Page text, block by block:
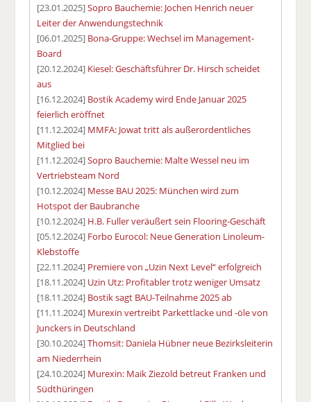
[23.01.2025]Sopro Bauchemie: Jochen Henrich neuer
Leiter der Anwendungstechnik
[06.01.2025] Bona-Gruppe: Wechsel im Management-
Board
[20.12.2024] Kiesel: Geschäftsführer Dr. Hirsch scheidet
aus
[16.12.2024] Bostik Academy wird Ende Januar 2025
feierlich eröffnet
[11.12.2024] MMFA: Jowat tritt als außerordentliches
Mitglied bei
[11.12.2024]Sopro Bauchemie: Malte Wessel neu im
Vertriebsteam Nord
[10.12.2024] Messe BAU 2025: München wird zum
Hotspot der Baubranche
[10.12.2024] H.B. Fuller veräußert sein Flooring-Geschäft
[05.12.2024] Forbo Eurocol: Neue Generation Linoleum-
Klebstoffe
[22.11.2024] Premiere von „Uzin Next Level“ erfolgreich
[18.11.2024] Uzin Utz: Profitabler trotz weniger Umsatz
[18.11.2024] Bostik sagt BAU-Teilnahme 2025 ab
[11.11.2024] Murexin vertreibt Parkettlacke und -öle von
Junckers in Deutschland
[30.10.2024]Thomsit: Daniela Hübner neue Bezirksleiterin
am Niederrhein
[24.10.2024] Murexin: Maik Ziezold betreut Franken und
Südthüringen